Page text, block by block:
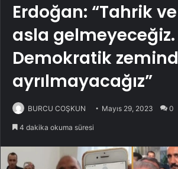
Erdoğan: “Tahrik
asla gelmeyeceğiz.
Demokratik
ayrılmayacağız”
BURCU COŞKUN Mayıs 29, 2023 0
4 dakika okuma süresi